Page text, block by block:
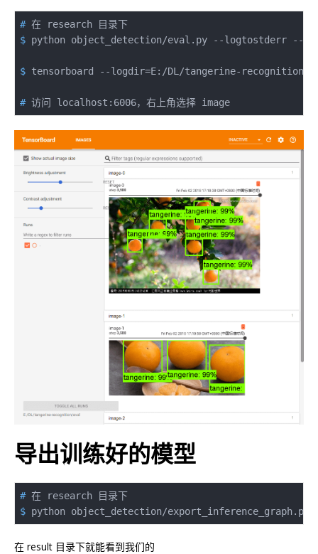
# 在 research 目录下
$ python object_detection/eval.py --logtostderr --
$ tensorboard --logdir=E:/DL/tangerine-recognition/
# 访问 localhost:6006，右上角选择 image
导出训练好的模型
# 在 research 目录下
$ python object_detection/
在 result 目录下就能看到我们的